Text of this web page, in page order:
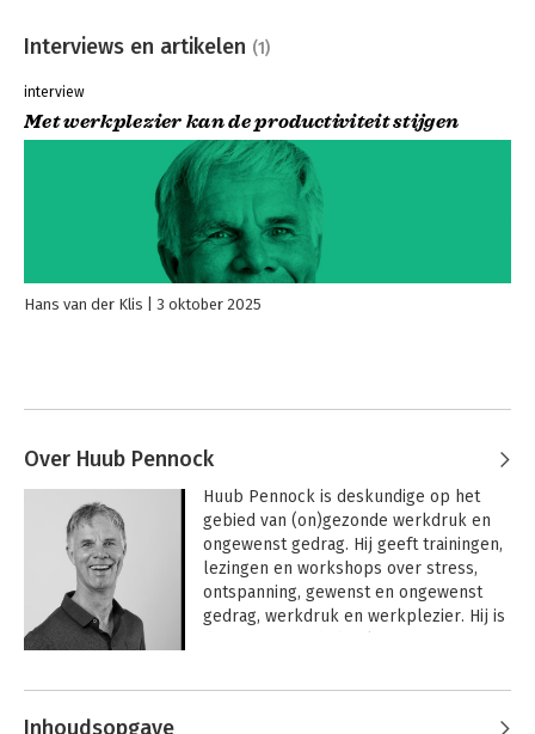
Interviews en artikelen (1)
interview
Met werkplezier kan de productiviteit stijgen
Hans van der Klis 3 oktober 2025
Over Huub Pennock
Huub Pennock is deskundige op het
gebied van (on)gezonde werkdruk en
ongewenst gedrag. Hij geeft trainingen,
lezingen en workshops over stress,
ontspanning, gewenst en ongewenst
gedrag, werkdruk en werkplezier. Hij is
het werk en Stop ongezonde werkdruk.
Andere boeken door Huub Pennock
Inhoudsopgave